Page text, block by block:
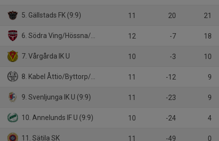
5. Gällstads FK (9:9) 11 20 21
6. Södra Ving/Hössna/Timmele U (9:9) 12 -7 18
7. Vårgårda IK U 10 -3 10
8. Kabel Åttio/Byttorp/Sjömarken 11 -12 9
9. Svenljunga IK U (9:9) 11 -23 9
10. Annelunds IF U (9:9) 10 -24 4
11. Sätila SK 11 -49 0